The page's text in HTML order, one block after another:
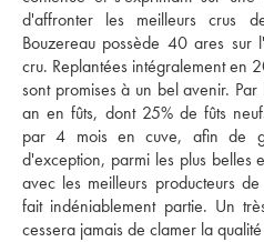
d'affronter les meilleurs crus
Bouzereau possède 40 ares sur
cru. Replantées intégralement en
sont promises à un bel avenir.
an en fûts, dont 25% de fûts
par 4 mois en cuve, afin de
d'exception, parmi les plus belles
avec les meilleurs producteurs
fait indéniablement partie. Un
cessera jamais de clamer la